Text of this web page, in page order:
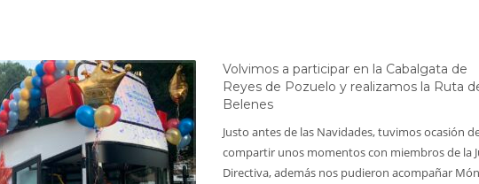
Volvimos a participar en la Cabalgata de
Reyes de Pozuelo y realizamos la Ruta
Belenes
Justo antes de las Navidades, tuvimos ocasión
compartir unos momentos con miembros de la
Directiva, además nos pudieron acompañar